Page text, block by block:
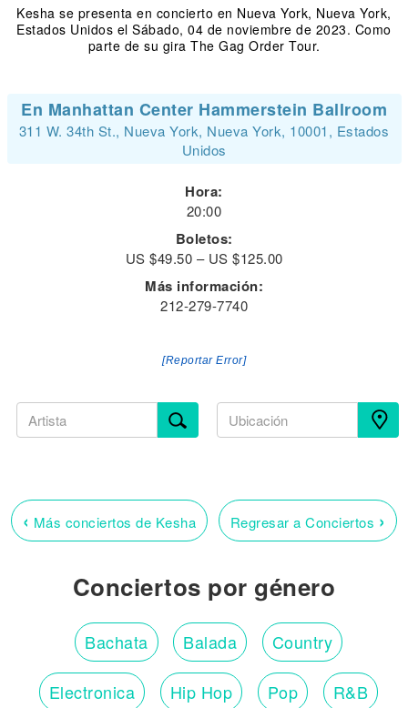
Kesha se presenta en concierto en Nueva York, Nueva York,
Estados Unidos el Sábado, 04 de noviembre de 2023. Como
parte de su gira The Gag Order Tour.
En Manhattan Center Hammerstein Ballroom
311 W. 34th St., Nueva York, Nueva York, 10001, Estados
Unidos
Hora:
20:00
Boletos:
US $49.50 – US $125.00
Más información:
212-279-7740
[Reportar Error]
‹ Más conciertos de Kesha Regresar a Conciertos ›
Conciertos por género
Bachata Balada Country
Electronica Hip Hop Pop R&B